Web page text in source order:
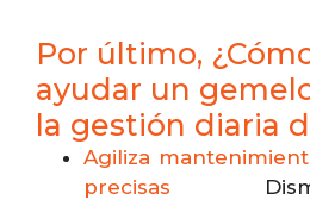
Por último,
ayudar un
la gestión diaria
Agiliza
precisas